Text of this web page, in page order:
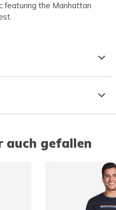
featuring the Manhattan
auch gefallen